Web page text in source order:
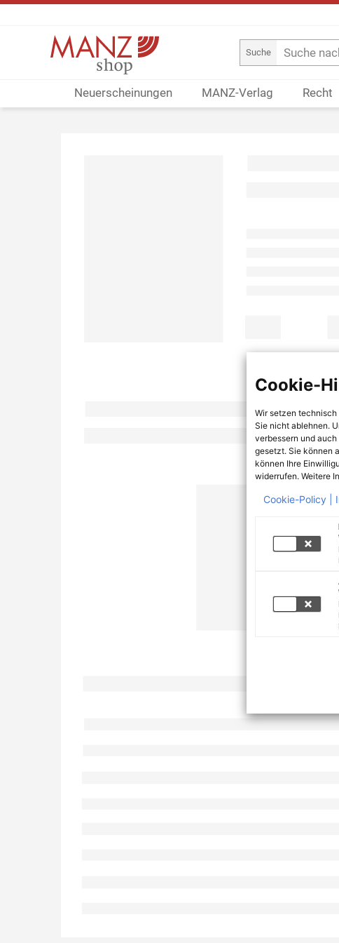
Suche
Neuerscheinungen MANZ-Verlag Recht
Cookie-
Wir setzen
Sie nicht ablehnen.
verbessern und
gesetzt. Sie können
können Ihre
widerrufen. Weitere
Cookie-Policy |